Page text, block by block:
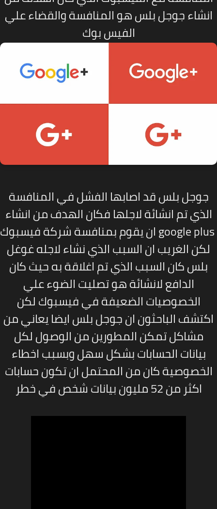
جوجل بلس هو المنافسة والقضاء علي
الفيس بوك
جوجل بلس قد اصابها الفشل في المنافسة
تم انشائة لاجلها فكان الهدف من انشاء
googleان يقوم بمنافسة شركة فيسبوك
الغريب ان السبب الذي نشاء لاجله غوغل
بلس كان السبب الذي تم اغلاقة به حيث كان
الدافع لانشائة هو تصليت الضوء علي
الخصوصيات الضعيفة في فيسبوك لكن
الباحثون ان جوجل بلس ايضا يعاني من
مشاكل تمكن المطورين من الوصول لكل
بيانات الحسابات بشكل سهل وبسبب اخطاء
كان من المحتمل ان تكون حسابات
اكثر من52مليون بيانات شخص في خطر